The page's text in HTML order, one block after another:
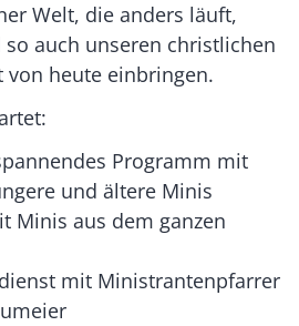
Welt, die anders läuft,
auch unseren christlichen
von heute einbringen.
Programm mit
und ältere Minis
Minis aus dem ganzen
mit Ministrantenpfarrer